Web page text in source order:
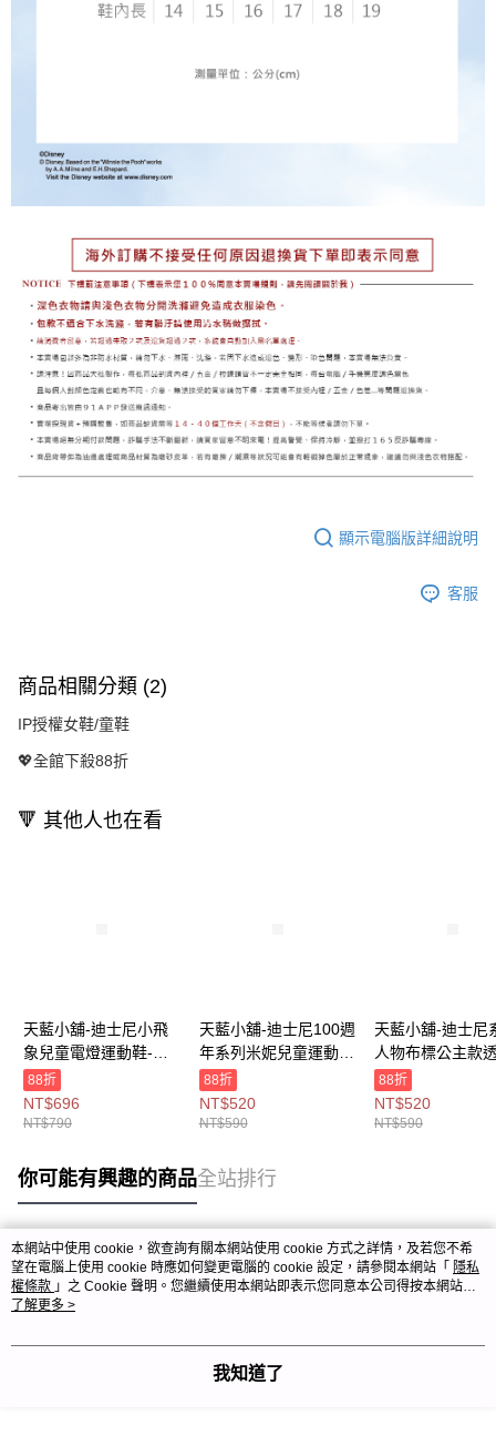
顯示電腦版詳細說明
客服
商品相關分類 (2)
IP授權女鞋/童鞋
💖全館下殺88折
🔻 其他人也在看
天藍小舖-迪士尼小飛
象兒童電燈運動鞋-單1
款-$790【A27270470
】
88折
NT$696
NT$790
天藍小舖-迪士尼100週
年系列米妮兒童運動
鞋-單1
款-$590【A27270364
】
88折
NT$520
NT$590
天藍小舖-迪士尼
人物布標公主款
童運動鞋-單1
款-$590【
】
88折
NT$520
NT$590
你可能有興趣的商品全站排行
熱門標籤
本網站中使用 cookie，欲查詢有關本網站使用 cookie 方式之詳情，及若您不希
望在電腦上使用 cookie 時應如何變更電腦的 cookie 設定，請參閱本網站「 隱私
權條款 」之 Cookie 聲明。您繼續使用本網站即表示您同意本公司得按本網站使
用條款之 Cookie 聲明使用 cookie。
了解更多 >
我知道了